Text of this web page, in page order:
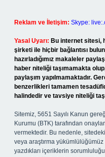
Reklam ve İletişim: Skype:
Yasal Uyarı: Bu internet sitesi,
şirketi ile hiçbir bağlantısı
hazırladığımız makaleler
haber niteliği taşımamakta
paylaşım yapılmamaktadır.
benzerlikleri tamamen
halindedir ve tavsiye niteliği
Sitemiz, 5651 Sayılı Kanun
Kurumu (BTK) tarafından
vermektedir. Bu nedenle,
veya araştırma
yazdıkları içeriklerin